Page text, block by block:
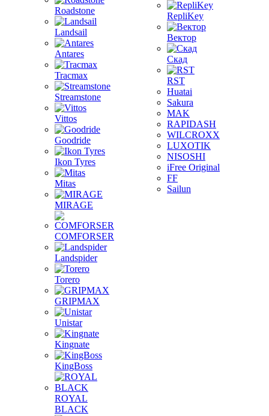
Roadstone
Landsail
Antares
Tracmax
Streamstone
Vittos
Goodride
Ikon Tyres
Mitas
MIRAGE
COMFORSER
Landspider
Torero
GRIPMAX
Unistar
Kingnate
KingBoss
ROYAL
BLACK
RepliKey
Вектор
Скад
RST
Huatai
Sakura
MAK
RAPIDASH
WILCROXX
LUXOTIK
NISOSHI
iFree Original
FF
Sailun